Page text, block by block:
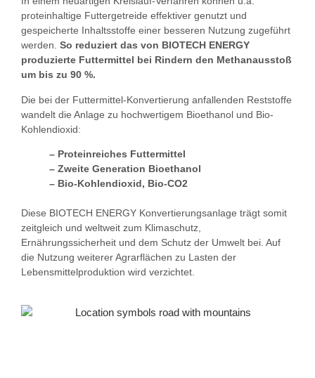
proteinhaltige Futtergetreide effektiver genutzt und
gespeicherte Inhaltsstoffe einer besseren Nutzung zugeführt
werden. So reduziert das von BIOTECH ENERGY
produzierte Futtermittel bei Rindern den Methanausstoß
um bis zu 90 %.
Die bei der Futtermittel-Konvertierung anfallenden Reststoffe
wandelt die Anlage zu hochwertigem Bioethanol und Bio-
Kohlendioxid:
– Proteinreiches Futtermittel
– Zweite Generation Bioethanol
– Bio-Kohlendioxid, Bio-CO2
Diese BIOTECH ENERGY Konvertierungsanlage trägt somit
zeitgleich und weltweit zum Klimaschutz,
Ernährungssicherheit und dem Schutz der Umwelt bei. Auf
die Nutzung weiterer Agrarflächen zu Lasten der
Lebensmittelproduktion wird verzichtet.